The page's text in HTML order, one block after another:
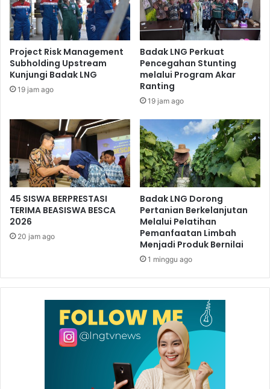
Ikan hasil tangkapan peserta dikembalikan lagi ke kolam
Selain menjadi ajang bersilaturahmi dan refreshing, lomba
mancing sengaja diadakan untuk memfasilitasi para
pekerja dan mitra kerja yang memiliki kegemaran
memancing. Hal tersebut sesuai tema yang diusung dalam
kegiatan lomba mancing yakni “Memancing Menjadi Ajang
Silaturahmi dan Membangun Rasa Persaudaraan”.
Melalui kegiatan ini, Vice President Business Support
Badak LNG Bambang Prijadi berharap para pekerja dan
mitra kerja dapat memanfaatkan kegiatan dengan baik
untuk memupuk rasa kebersamaan yang berdampak pada
Project Risk Management
Subholding Upstream
Kunjungi Badak LNG
19 jam ago
Badak LNG Perkuat
Pencegahan Stunting
melalui Program Akar
Ranting
19 jam ago
45 SISWA BERPRESTASI
TERIMA BEASISWA BESCA
2026
20 jam ago
Badak LNG Dorong
Pertanian Berkelanjutan
Melalui Pelatihan
Pemanfaatan Limbah
Menjadi Produk Bernilai
1 minggu ago